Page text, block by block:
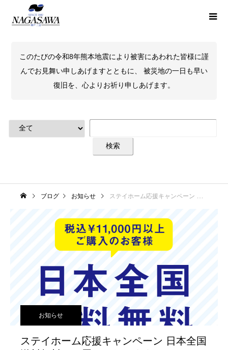
このたびの令和8年熊本地震により被害にあわれた皆様に謹
んでお見舞い申しあげますとともに、 被災地の一日も早い
復旧を、心よりお祈り申しあげます。
ブログ お知らせ ステイホーム応援キャンペーン 日本全国送料無料でお届けいたします
お知らせ
ステイホーム応援キャンペーン 日本全国